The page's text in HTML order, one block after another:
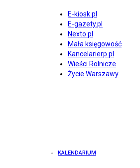
E-kiosk.pl
E-gazety.pl
Nexto.pl
Mała księgowość
Kancelarierp.pl
Wieści Rolnicze
Życie Warszawy
KALENDARIUM